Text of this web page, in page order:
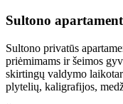
Sultono
Sultono privatūs
priėmimams ir šeimos
skirtingų valdymo
plytelių, kaligrafijos,